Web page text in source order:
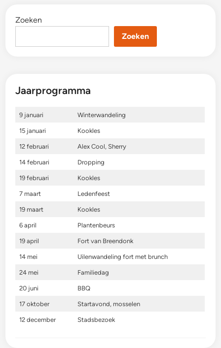
Zoeken
Zoeken
Jaarprogramma
9 januari Winterwandeling
15 januari Kookles
12 februari Alex Cool, Sherry
14 februari Dropping
19 februari Kookles
7 maart Ledenfeest
19 maart Kookles
6 april Plantenbeurs
19 april Fort van Breendonk
14 mei Uilenwandeling fort met brunch
24 mei Familiedag
20 juni BBQ
17 oktober Startavond, mosselen
12 december Stadsbezoek